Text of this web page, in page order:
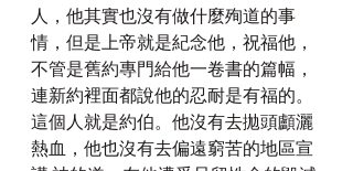
人，他其實也沒有做什麼殉道的事
情，但是上帝就是紀念他，祝福他，
不管是舊約專門給他一卷書的篇幅，
連新約裡面都說他的忍耐是有福的。
這個人就是約伯。他沒有去拋頭顱灑
熱血，他也沒有去偏遠窮苦的地區宣